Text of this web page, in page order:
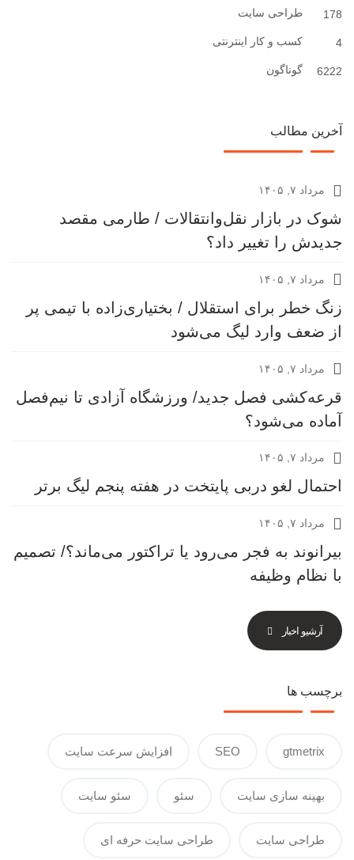
178 طراحی سایت
4 کسب و کار اینترنتی
6222 گوناگون
آخرین مطالب
مرداد ۷, ۱۴۰۵
شوک در بازار نقل‌وانتقالات / طارمی مقصد
جدیدش را تغییر داد؟
مرداد ۷, ۱۴۰۵
زنگ خطر برای استقلال / بختیاری‌زاده با تیمی پر
از ضعف وارد لیگ می‌شود
مرداد ۷, ۱۴۰۵
قرعه‎‌کشی فصل جدید/ ورزشگاه آزادی تا نیم‌فصل
آماده می‌شود؟
مرداد ۷, ۱۴۰۵
احتمال لغو دربی پایتخت در هفته پنجم لیگ برتر
مرداد ۷, ۱۴۰۵
بیرانوند به فجر می‌رود یا تراکتور می‌ماند؟/ تصمیم
با نظام وظیفه
آرشیو اخبار
برچسب ها
gtmetrix
SEO افزایش سرعت سایت
بهینه سازی سایت سئو سئو سایت
طراحی سایت طراحی سایت حرفه ای